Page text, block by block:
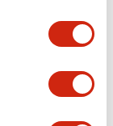
Tout développer+